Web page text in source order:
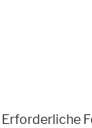
Erforderliche